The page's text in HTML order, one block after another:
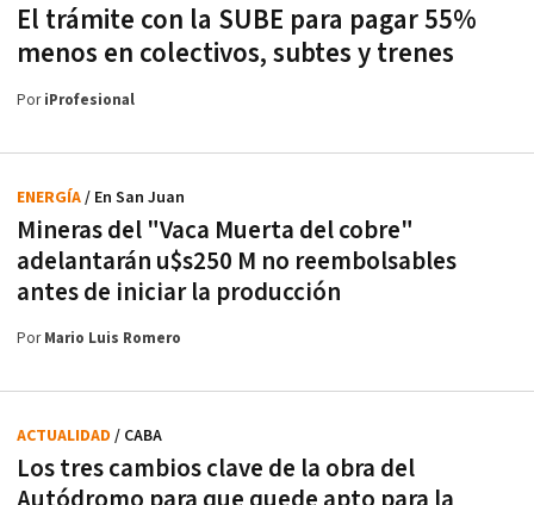
El trámite con la SUBE para pagar 55%
menos en colectivos, subtes y trenes
PoriProfesional
Mineras del "Vaca Muerta del cobre"
adelantarán u$s250 M no reembolsables
antes de iniciar la producción
ENERGÍA/ En San Juan
PorMario Luis Romero
Los tres cambios clave de la obra del
ACTUALIDAD / CABA